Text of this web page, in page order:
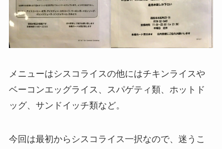
メニューはシスコライスの他にはチキンライスや
ベーコンエッグライス、スパゲティ類、ホットド
ッグ、サンドイッチ類など。
今回は最初からシスコライス一択なので、迷うこ